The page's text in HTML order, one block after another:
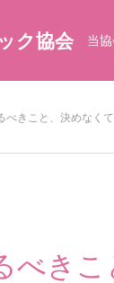
ク協会 当
べきこと、決めなく
べき